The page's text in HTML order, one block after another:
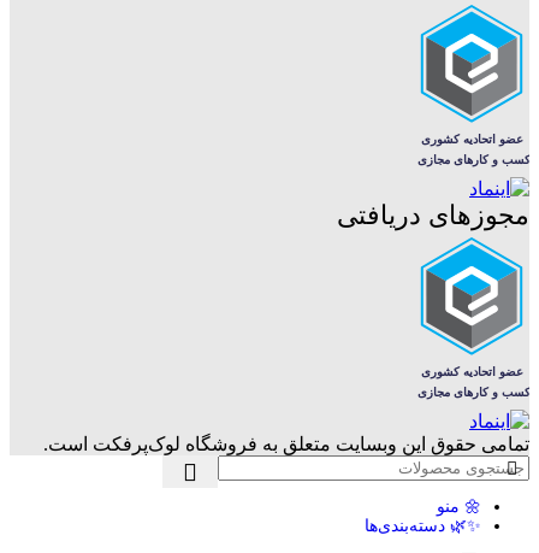
مجوزهای دریافتی
تمامی حقوق این وبسایت متعلق به فروشگاه لوک‌پرفکت است.
🌼 منو
✨🌿 دسته‌بندی‌ها